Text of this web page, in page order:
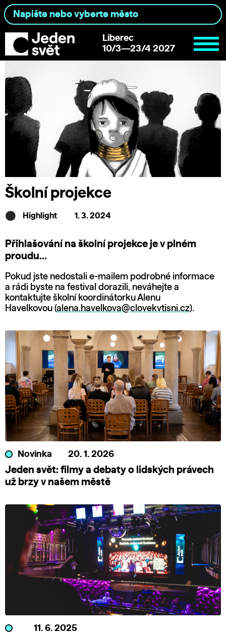
Liberec
10/3—23/4 2027
Školní projekce
Highlight 1. 3. 2024
Přihlašování na školní projekce je v plném
proudu...
Pokud jste nedostali e-mailem podrobné informace
a rádi byste na festival dorazili, neváhejte a
kontaktujte školní koordinátorku Alenu
Havelkovou (alena.havelkova@clovekvtisni.cz).
Novinka 20. 1. 2026
Jeden svět: filmy a debaty o lidských právech
už brzy v našem městě
11. 6. 2025